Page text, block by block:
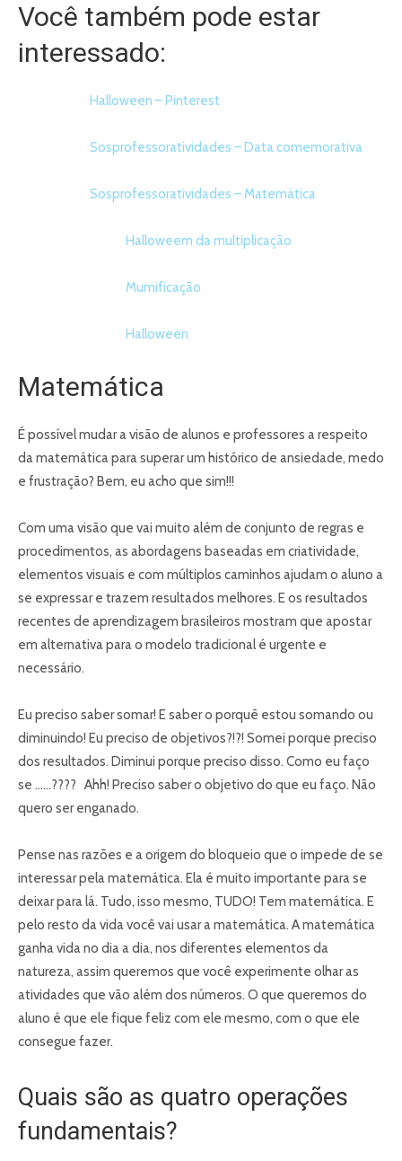
Você também pode estar
interessado:
Halloween – Pinterest
Sosprofessoratividades – Data comemorativa
Sosprofessoratividades – Matemática
Halloweem da multiplicação
Mumificação
Halloween
Matemática
É possível mudar a visão de alunos e professores a respeito
da matemática para superar um histórico de ansiedade, medo
e frustração? Bem, eu acho que sim!!!
Com uma visão que vai muito além de conjunto de regras e
procedimentos, as abordagens baseadas em criatividade,
elementos visuais e com múltiplos caminhos ajudam o aluno a
se expressar e trazem resultados melhores. E os resultados
recentes de aprendizagem brasileiros mostram que apostar
em alternativa para o modelo tradicional é urgente e
necessário.
Eu preciso saber somar! E saber o porquê estou somando ou
diminuindo! Eu preciso de objetivos?!?! Somei porque preciso
dos resultados. Diminui porque preciso disso. Como eu faço
se ……???? Ahh! Preciso saber o objetivo do que eu faço. Não
quero ser enganado.
Pense nas razões e a origem do bloqueio que o impede de se
interessar pela matemática. Ela é muito importante para se
deixar para lá. Tudo, isso mesmo, TUDO! Tem matemática. E
pelo resto da vida você vai usar a matemática. A matemática
ganha vida no dia a dia, nos diferentes elementos da
natureza, assim queremos que você experimente olhar as
atividades que vão além dos números. O que queremos do
aluno é que ele fique feliz com ele mesmo, com o que ele
consegue fazer.
Quais são as quatro operações
fundamentais?